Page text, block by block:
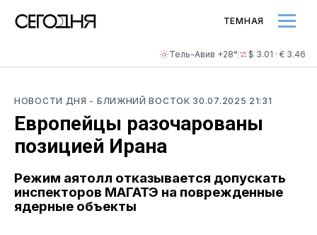
Тель-Авив +28° $ 3.01 · € 3.46
ТЕМНАЯ
НОВОСТИ ДНЯ - БЛИЖНИЙ ВОСТОК 30.07.2025 21:31
Европейцы разочарованы
позицией Ирана
Режим аятолл отказывается допускать
инспекторов МАГАТЭ на поврежденные
ядерные объекты